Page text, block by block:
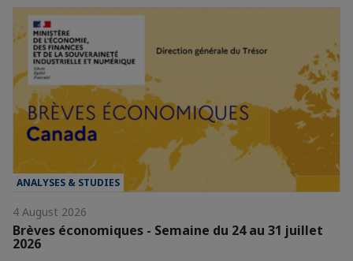
ANALYSES & STUDIES
4 August 2026
Brèves économiques - Semaine du 24 au 31 juillet
2026